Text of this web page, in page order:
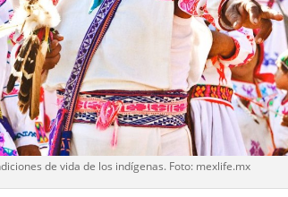
de vida de los indígenas. Foto: mexlife.mx